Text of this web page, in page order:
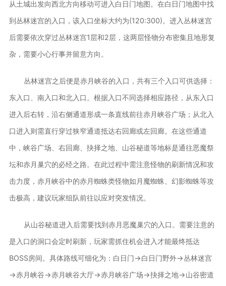
从土城出发向西北方向移动可进入白日门地图。在白日门地图中找
到丛林迷宫的入口，该入口坐标大约为(120:300)。进入丛林迷宫
后需要依次穿过丛林迷宫1层和2层，这两层怪物分布密集且地形复
杂，需要小心行事并留意方向。
丛林迷宫之后便是赤月峡谷的入口，共有三个入口可供选择：
东入口、南入口和北入口。根据入口不同选择相应路径，从东入口
进入后右转，沿右侧通道形成一条直线前往赤月峡谷广场；从北入
口进入则需直行穿过狭窄通道抵达右回廊或左回廊。在这些通道
中，峡谷广场、右回廊、抉择之地、山谷秘道等地标是通往恶魔祭
坛和赤月巢穴的必经之路。在此过程中需注意怪物的刷新情况和攻
击力度，赤月峡谷中的赤月蜘蛛类怪物如月魔蜘蛛、幻影蜘蛛等攻
击极高，建议玩家组队前往以应对突发情况。
从山谷秘道进入后需要找到赤月恶魔巢穴的入口。需要注意的
是入口的洞口会定时刷新，玩家需抓住机会进入才能最终抵达
BOSS房间。具体路线可细化为：白日门→白日门野外→丛林迷宫
→赤月峡谷→赤月峡谷大厅→赤月峡谷广场→抉择之地→山谷密道